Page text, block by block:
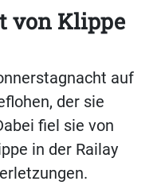
von Klippe
auf
der sie
fiel sie von
in der Railay